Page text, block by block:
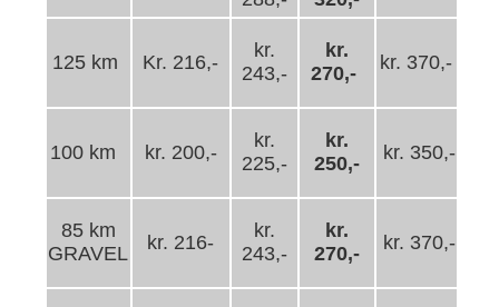
125 km Kr. 216,-
kr.
243,-
kr.
270,-
kr. 370,-
100 km kr. 200,-
kr.
225,-
kr.
250,-
kr. 350,-
85 km
GRAVEL
kr. 216-
kr.
243,-
kr.
270,-
kr. 370,-